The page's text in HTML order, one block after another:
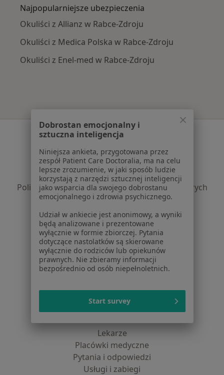
Najpopularniejsze ubezpieczenia
Okuliści z Allianz w Rabce-Zdroju
Okuliści z Medica Polska w Rabce-Zdroju
Okuliści z Enel-med w Rabce-Zdroju
Serwis
Regulamin
Polityka prywatności pacjentów
Polityka prywatności profesjonalistów
Polityka prywatności dla profesjonalistów, których
dane pozyskaliśmy samodzielnie
Polityka cookies
Jak działają wyniki wyszukiwania
Dostępność
O nas
Praca Rekrutujemy!
Partnerzy
Dla pacjentów
Lekarze
Placówki medyczne
Pytania i odpowiedzi
Usługi i zabiegi
Dobrostan emocjonalny i
sztuczna inteligencja
Niniejsza ankieta, przygotowana przez
zespół Patient Care Doctoralia, ma na celu
lepsze zrozumienie, w jaki sposób ludzie
korzystają z narzędzi sztucznej inteligencji
jako wsparcia dla swojego dobrostanu
emocjonalnego i zdrowia psychicznego.
Udział w ankiecie jest anonimowy, a wyniki
będą analizowane i prezentowane
wyłącznie w formie zbiorczej. Pytania
dotyczące nastolatków są skierowane
wyłącznie do rodziców lub opiekunów
prawnych. Nie zbieramy informacji
bezpośrednio od osób niepełnoletnich.
Start survey